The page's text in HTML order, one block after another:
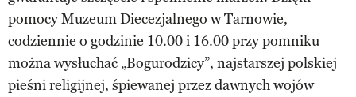
pomocy Muzeum Diecezjalnego w Tarnowie,
codziennie o godzinie 10.00 i 16.00 przy pomniku
można wysłuchać „Bogurodzicy”, najstarszej polskiej
pieśni religijnej, śpiewanej przez dawnych wojów